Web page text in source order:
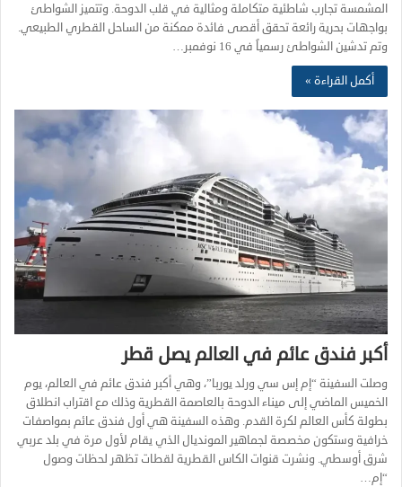
المشمسة تجارب شاطئية متكاملة ومثالية في قلب الدوحة. وتتميز الشواطئ
بواجهات بحرية رائعة تحقق أقصى فائدة ممكنة من الساحل القطري الطبيعي.
وتم تدشين الشواطئ رسمياً في 16 نوفمبر…
أكمل القراءة »
أكبر فندق عائم في العالم يصل قطر
وصلت السفينة “إم إس سي ورلد يوربا”، وهي أكبر فندق عائم في العالم، يوم
الخميس الماضي إلى ميناء الدوحة بالعاصمة القطرية وذلك مع اقتراب انطلاق
بطولة كأس العالم لكرة القدم. وهذه السفينة هي أول فندق عائم بمواصفات
خرافية وستكون مخصصة لجماهير المونديال الذي يقام لأول مرة في بلد عربي
شرق أوسطي. ونشرت قنوات الكاس القطرية لقطات تظهر لحظات وصول
“إم…